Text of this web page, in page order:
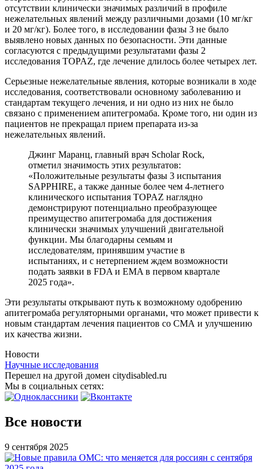
отсутствии клинически значимых различий в профиле
нежелательных явлений между различными дозами (10 мг/кг
и 20 мг/кг). Более того, в исследовании фазы 3 не было
выявлено новых данных по безопасности. Эти данные
согласуются с предыдущими результатами фазы 2
исследования TOPAZ, где лечение длилось более четырех лет.
Серьезные нежелательные явления, которые возникали в ходе
исследования, соответствовали основному заболеванию и
стандартам текущего лечения, и ни одно из них не было
связано с применением апитегромаба. Кроме того, ни один из
пациентов не прекращал прием препарата из-за
нежелательных явлений.
Джинг Маранц, главный врач Scholar Rock,
отметил значимость этих результатов:
«Положительные результаты фазы 3 испытания
SAPPHIRE, а также данные более чем 4-летнего
клинического испытания TOPAZ наглядно
демонстрируют потенциально преобразующее
преимущество апитегромаба для достижения
клинически значимых улучшений двигательной
функции. Мы благодарны семьям и
исследователям, принявшим участие в
испытаниях, и с нетерпением ждем возможности
подать заявки в FDA и EMA в первом квартале
2025 года».
Эти результаты открывают путь к возможному одобрению
апитегромаба регуляторными органами, что может привести к
новым стандартам лечения пациентов со СМА и улучшению
их качества жизни.
Новости
Научные исследования
Перешел на другой домен citydisabled.ru
Мы в социальных сетях:
Все новости
9 сентября 2025